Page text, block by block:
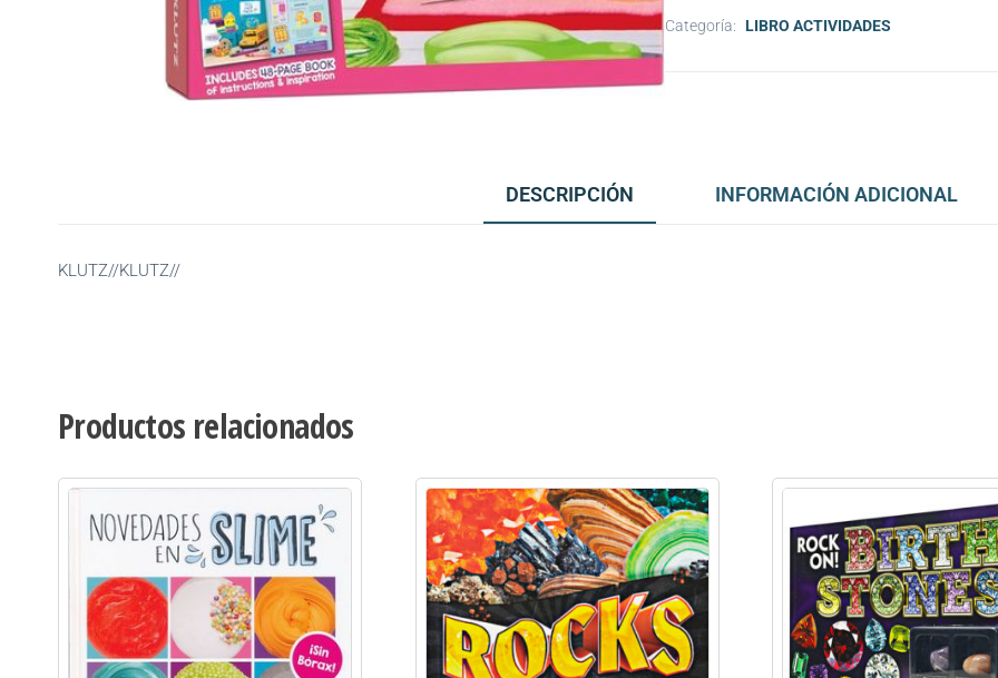
Categoría: LIBRO ACTIVIDADES
DESCRIPCIÓN INFORMACIÓN ADICIONAL
KLUTZ//KLUTZ//
Productos relacionados